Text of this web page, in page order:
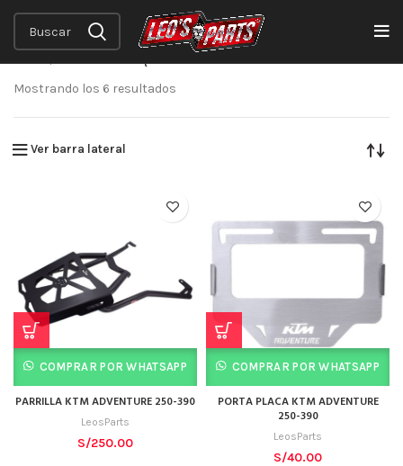
Mostrando los 6 resultados
Ver barra lateral
COMPRAR POR WHATSAPP
PARRILLA KTM ADVENTURE 250-390
LeosParts
S/250.00
COMPRAR POR WHATSAPP
PORTA PLACA KTM ADVENTURE
250-390
LeosParts
S/40.00